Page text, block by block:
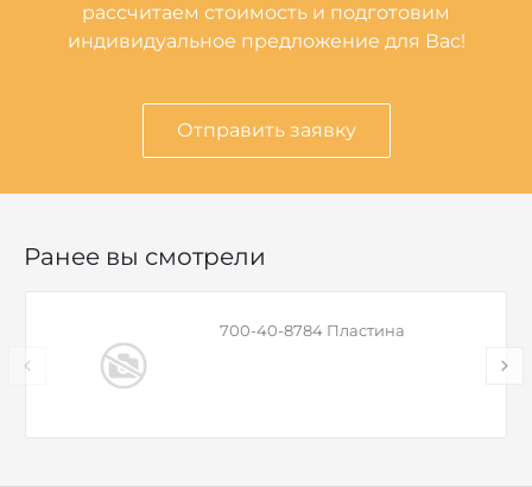
рассчитаем стоимость и подготовим
индивидуальное предложение для Вас!
Отправить заявку
Ранее вы смотрели
700-40-8784 Пластина